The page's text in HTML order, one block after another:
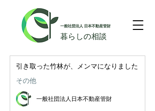
引き取った竹林が、メンマになりました
その他
一般社団法人日本不動産管財